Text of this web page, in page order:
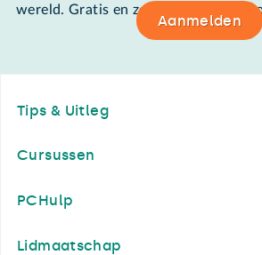
wereld. Gratis en zomaar in de
Aanmelden
Tips & Uitleg
Cursussen
PCHulp
Lidmaatschap